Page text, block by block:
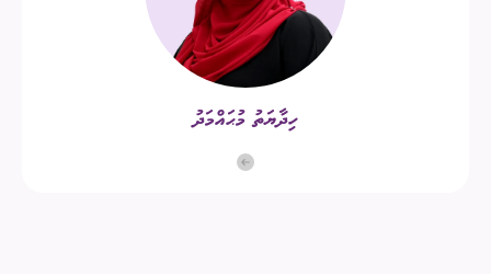
ހިދާޔަތު މުޙައްމަދު